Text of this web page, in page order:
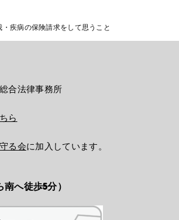
疾病の保険請求をして思うこと
合法律事務所
ら
る会に加入しています。
へ徒歩5分）